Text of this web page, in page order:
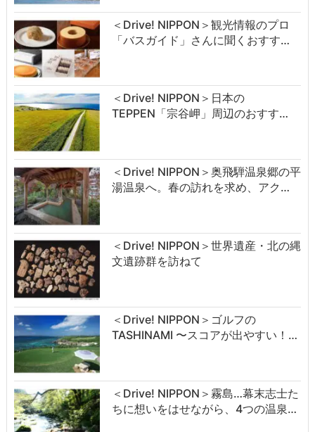
＜Drive! NIPPON＞観光情報のプロ
「バスガイド」さんに聞くおすす…
＜Drive! NIPPON＞日本の
TEPPEN「宗谷岬」周辺のおすす…
＜Drive! NIPPON＞奥飛騨温泉郷の平
湯温泉へ。春の訪れを求め、アク…
＜Drive! NIPPON＞世界遺産・北の縄
文遺跡群を訪ねて
＜Drive! NIPPON＞ゴルフの
TASHINAMI 〜スコアが出やすい！…
＜Drive! NIPPON＞霧島…幕末志士た
ちに想いをはせながら、4つの温泉…